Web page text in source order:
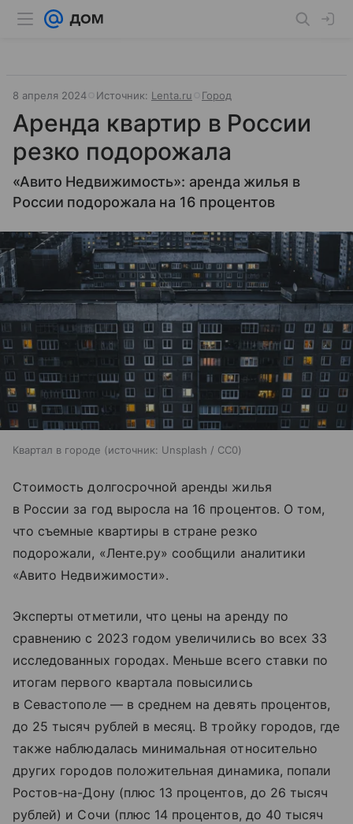
8 апреля 2024 Источник: Lenta.ru Город
Аренда квартир в России
резко подорожала
«Авито Недвижимость»: аренда жилья в
России подорожала на 16 процентов
Квартал в городе источник: Unsplash / CC0
Стоимость долгосрочной аренды жилья
в России за год выросла на 16 процентов. О том,
что съемные квартиры в стране резко
подорожали, «Ленте.ру» сообщили аналитики
«Авито Недвижимости».
Эксперты отметили, что цены на аренду по
сравнению с 2023 годом увеличились во всех 33
исследованных городах. Меньше всего ставки по
итогам первого квартала повысились
в Севастополе — в среднем на девять процентов,
до 25 тысяч рублей в месяц. В тройку городов, где
также наблюдалась минимальная относительно
других городов положительная динамика, попали
Ростов-на-Дону (плюс 13 процентов, до 26 тысяч
рублей) и Сочи (плюс 14 процентов, до 40 тысяч